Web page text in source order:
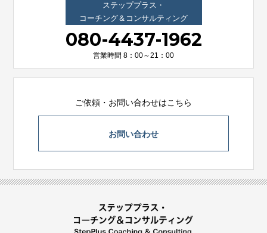
ステッププラス・
コーチング＆コンサルティング
080-4437-1962
営業時間 8：00～21：00
ご依頼・お問い合わせはこちら
お問い合わせ